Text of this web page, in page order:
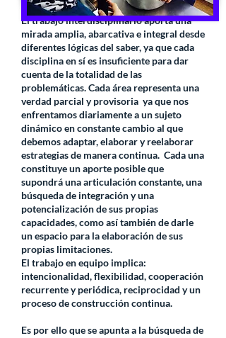
El trabajo interdisciplinario aporta una
mirada amplia, abarcativa e integral desde
diferentes lógicas del saber, ya que cada
disciplina en sí es insuficiente para dar
cuenta de la totalidad de las
problemáticas. Cada área representa una
verdad parcial y provisoria ya que nos
enfrentamos diariamente a un sujeto
dinámico en constante cambio al que
debemos adaptar, elaborar y reelaborar
estrategias de manera continua. Cada una
constituye un aporte posible que
supondrá una articulación constante, una
búsqueda de integración y una
potencialización de sus propias
capacidades, como así también de darle
un espacio para la elaboración de sus
propias limitaciones.
El trabajo en equipo implica:
intencionalidad, flexibilidad, cooperación
recurrente y periódica, reciprocidad y un
proceso de construcción continua.
Es por ello que se apunta a la búsqueda de